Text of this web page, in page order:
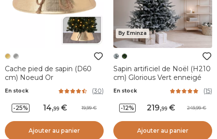
Cache pied de sapin (D60
cm) Noeud Or
En stock (30)
-25% 14,99 19,99
Ajouter au panier
By Eminza
Sapin artificiel de Noël (H210
cm) Glorious Vert enneigé
En stock (15)
-12% 219,99 249,99
Ajouter au panier